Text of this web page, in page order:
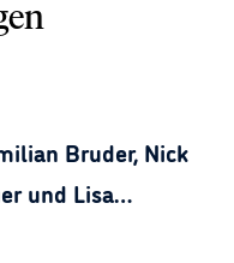
Bruder, Nick
und Lisa